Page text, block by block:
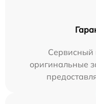
Сервисный
оригинальные